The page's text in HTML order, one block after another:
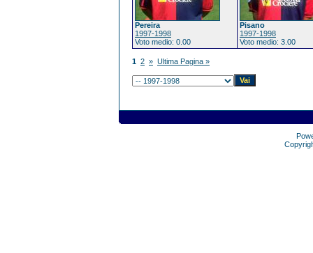
Pereira
1997-1998
Voto medio: 0.00
Pisano
1997-1998
Voto medio: 3.00
1 2 » Ultima Pagina »